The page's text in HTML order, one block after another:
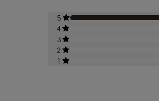
5
4
3
2
1